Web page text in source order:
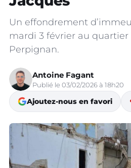
Un effondrement
mardi 3 février au quartier
Perpignan.
Antoine Fagant
Publié le 03/02/2026 à 18h20
Ajoutez-nous en favori